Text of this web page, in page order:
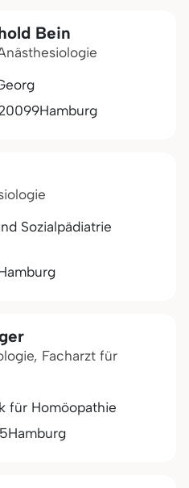
Bein
Hamburg
Sozialpädiatrie
Facharzt für
für Homöopathie
Hamburg